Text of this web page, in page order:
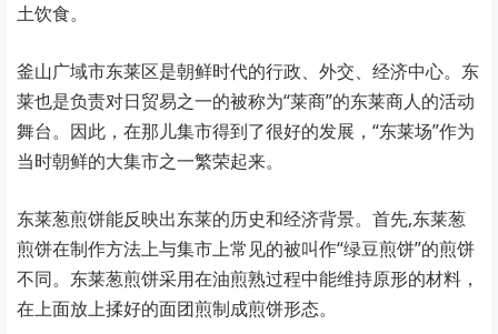
土饮食。
釜山广域市东莱区是朝鲜时代的行政、外交、经济中心。东
莱也是负责对日贸易之一的被称为“莱商”的东莱商人的活动
舞台。因此，在那儿集市得到了很好的发展，“东莱场”作为
当时朝鲜的大集市之一繁荣起来。
东莱葱煎饼能反映出东莱的历史和经济背景。首先,东莱葱
煎饼在制作方法上与集市上常见的被叫作“绿豆煎饼”的煎饼
不同。东莱葱煎饼采用在油煎熟过程中能维持原形的材料，
在上面放上揉好的面团煎制成煎饼形态。